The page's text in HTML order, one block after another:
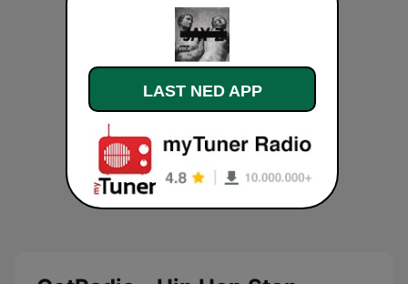
LAST NED APP